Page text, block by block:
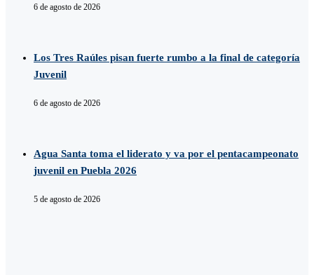
6 de agosto de 2026
Los Tres Raúles pisan fuerte rumbo a la final de categoría
Juvenil
6 de agosto de 2026
Agua Santa toma el liderato y va por el pentacampeonato
juvenil en Puebla 2026
5 de agosto de 2026